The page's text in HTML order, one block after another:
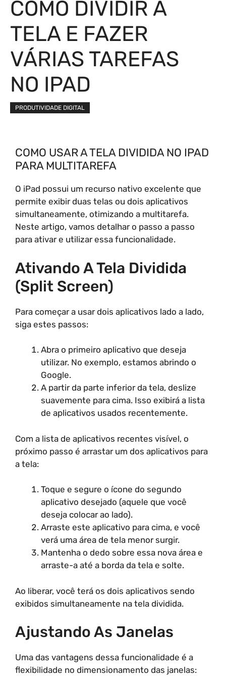
COMO DIVIDIR A
TELA E FAZER
VÁRIAS TAREFAS
NO IPAD
PRODUTIVIDADE DIGITAL
COMO USAR A TELA DIVIDIDA NO IPAD
PARA MULTITAREFA
O iPad possui um recurso nativo excelente que
permite exibir duas telas ou dois aplicativos
simultaneamente, otimizando a multitarefa.
Neste artigo, vamos detalhar o passo a passo
para ativar e utilizar essa funcionalidade.
Ativando A Tela Dividida
(Split Screen)
Para começar a usar dois aplicativos lado a lado,
siga estes passos:
Abra o primeiro aplicativo que deseja
utilizar. No exemplo, estamos abrindo o
Google.
A partir da parte inferior da tela, deslize
suavemente para cima. Isso exibirá a lista
de aplicativos usados recentemente.
Com a lista de aplicativos recentes visível, o
próximo passo é arrastar um dos aplicativos para
a tela:
Toque e segure o ícone do segundo
aplicativo desejado (aquele que você
deseja colocar ao lado).
Arraste este aplicativo para cima, e você
verá uma área de tela menor surgir.
Mantenha o dedo sobre essa nova área e
arraste-a até a borda da tela e solte.
Ao liberar, você terá os dois aplicativos sendo
exibidos simultaneamente na tela dividida.
Ajustando As Janelas
Uma das vantagens dessa funcionalidade é a
flexibilidade no dimensionamento das janelas: